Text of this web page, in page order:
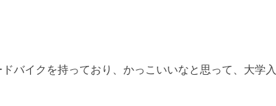
バイクを持っており、かっこいいなと思って、大学入